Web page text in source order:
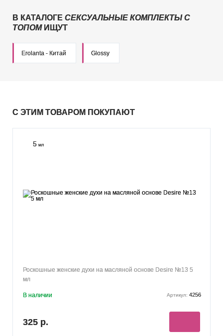
В КАТАЛОГЕ СЕКСУАЛЬНЫЕ КОМПЛЕКТЫ С
ТОПОМИЩУТ
Erolanta - Китай Glossy
С ЭТИМ ТОВАРОМ ПОКУПАЮТ
5 мл
Роскошные женские духи на масляной основе Desire №13 5
мл
В наличии Артикул: 4256
325 р.